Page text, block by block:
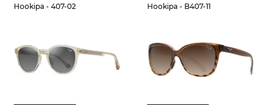
Hookipa - 407-02
Hookipa - B407-11